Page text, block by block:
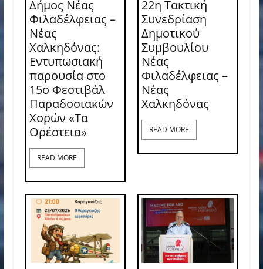
Δήμος Νέας
Φιλαδέλφειας –
Νέας
Χαλκηδόνας:
Εντυπωσιακή
παρουσία στο
15ο Φεστιβάλ
Παραδοσιακών
Χορών «Τα
Ορέστεια»
READ MORE
22η Τακτική
Συνεδρίαση
Δημοτικού
Συμβουλίου
Νέας
Φιλαδέλφειας –
Νέας
Χαλκηδόνας
READ MORE